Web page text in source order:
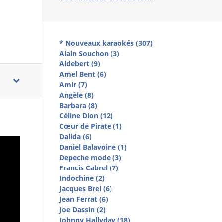
* Nouveaux karaokés (307)
Alain Souchon (3)
Aldebert (9)
Amel Bent (6)
Amir (7)
Angèle (8)
Barbara (8)
Céline Dion (12)
Cœur de Pirate (1)
Dalida (6)
Daniel Balavoine (1)
Depeche mode (3)
Francis Cabrel (7)
Indochine (2)
Jacques Brel (6)
Jean Ferrat (6)
Joe Dassin (2)
Johnny Hallyday (18)